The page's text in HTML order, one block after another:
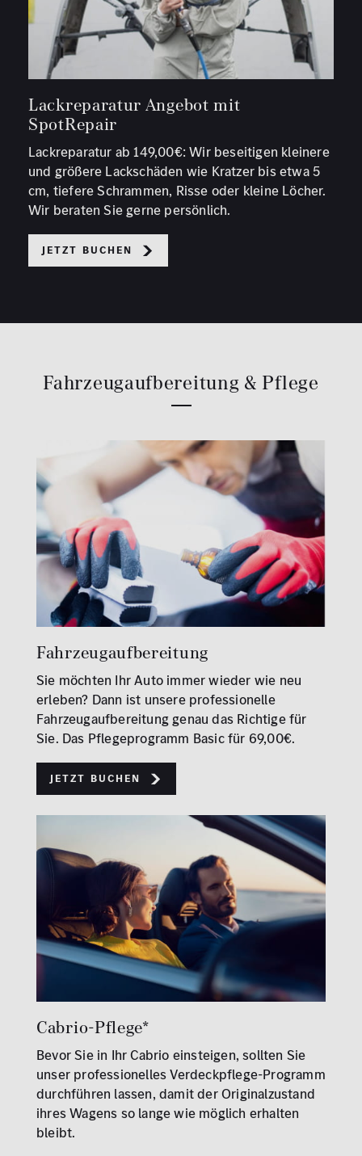
Lackreparatur Angebot mit
SpotRepair
Lackreparatur ab 149,00€: Wir beseitigen kleinere
und größere Lackschäden wie Kratzer bis etwa 5
cm, tiefere Schrammen, Risse oder kleine Löcher.
Wir beraten Sie gerne persönlich.
Jetzt buchen
Fahrzeugaufbereitung & Pflege
Fahrzeugaufbereitung
Sie möchten Ihr Auto immer wieder wie neu
erleben? Dann ist unsere professionelle
Fahrzeugaufbereitung genau das Richtige für
Sie. Das Pflegeprogramm Basic für 69,00€.
Jetzt buchen
Cabrio-Pflege*
Bevor Sie in Ihr Cabrio einsteigen, sollten Sie
unser professionelles Verdeckpflege-Programm
durchführen lassen, damit der Originalzustand
ihres Wagens so lange wie möglich erhalten
bleibt.